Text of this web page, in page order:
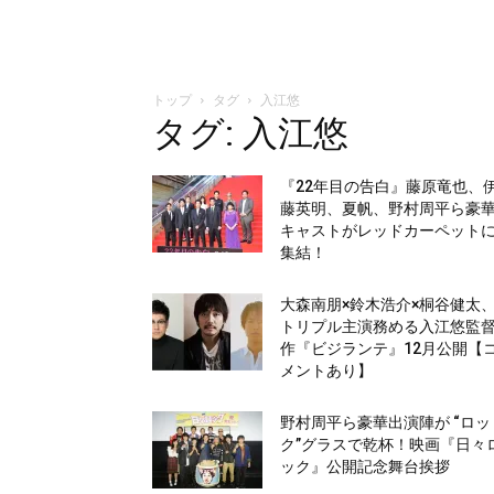
トップ タグ 入江悠
タグ: 入江悠
『22年目の告白』藤原竜也、
藤英明、夏帆、野村周平ら豪
キャストがレッドカーペットに
集結！
大森南朋×鈴木浩介×桐谷健太、
トリプル主演務める入江悠監督
作『ビジランテ』12月公開【
メントあり】
野村周平ら豪華出演陣が “ロッ
ク”グラスで乾杯！映画『日々
ック』公開記念舞台挨拶